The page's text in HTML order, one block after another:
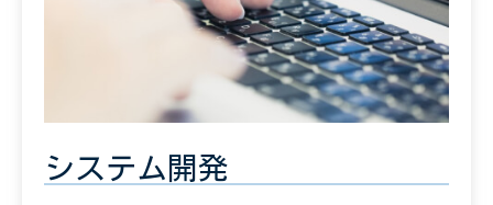
システム開発